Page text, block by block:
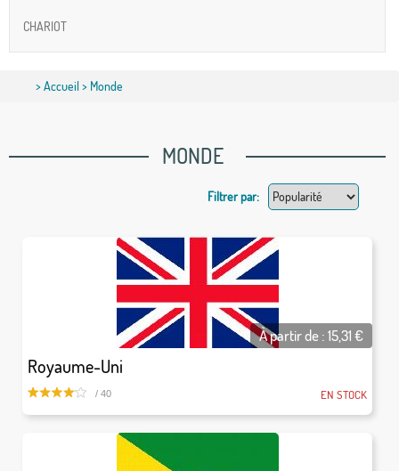
CHARIOT
>Accueil> Monde
MONDE
Filtrer par:
Royaume-Uni
À partir de :15,31€
/ 40 EN STOCK